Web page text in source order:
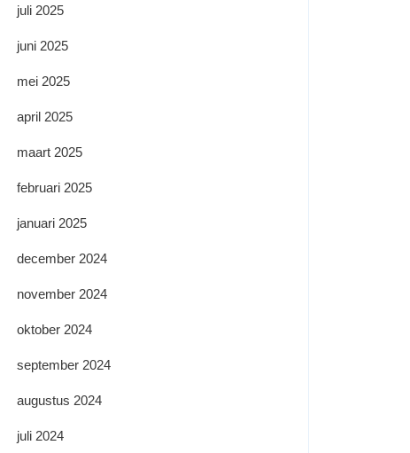
juli 2025
juni 2025
mei 2025
april 2025
maart 2025
februari 2025
januari 2025
december 2024
november 2024
oktober 2024
september 2024
augustus 2024
juli 2024